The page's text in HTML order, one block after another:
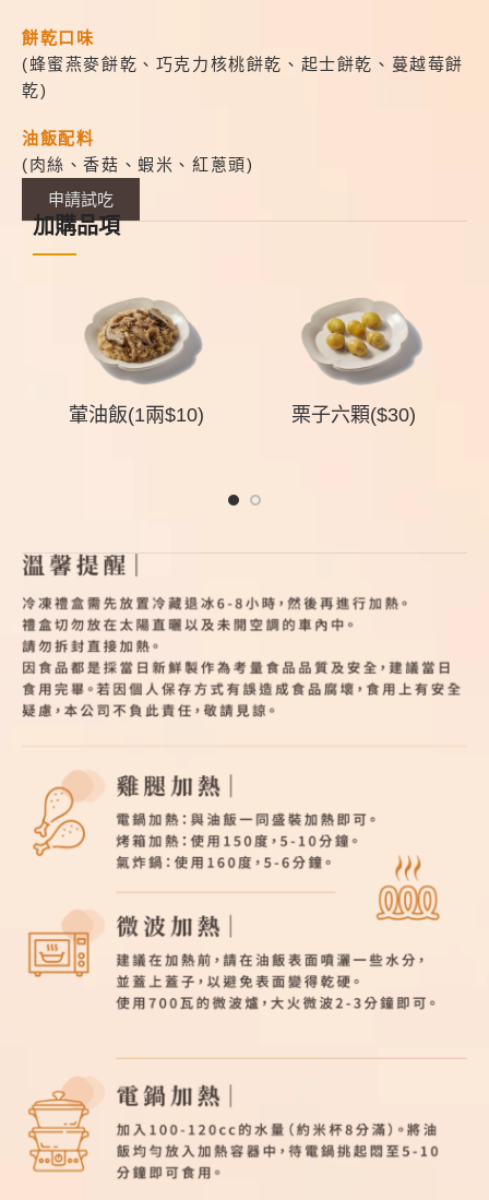
餅乾口味
(蜂蜜燕麥餅乾、巧克力核桃餅乾、起士餅乾、蔓越莓餅
乾)
油飯配料
(肉絲、香菇、蝦米、紅蔥頭)
申請試吃
加購品項
葷油飯(1兩$10) 栗子六顆($30)